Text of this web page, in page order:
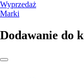
Wyprzedaż
Marki
Dodawanie do